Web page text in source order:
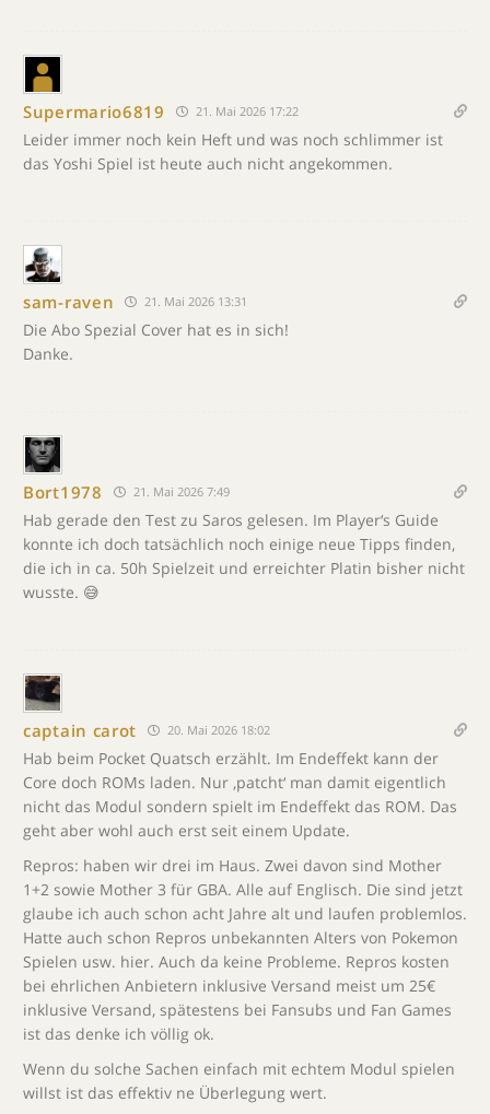
Supermario6819 21. Mai 2026 17:22
Leider immer noch kein Heft und was noch schlimmer ist
das Yoshi Spiel ist heute auch nicht angekommen.
sam-raven 21. Mai 2026 13:31
Die Abo Spezial Cover hat es in sich!
Danke.
Bort1978 21. Mai 2026 7:49
Hab gerade den Test zu Saros gelesen. Im Player‘s Guide
konnte ich doch tatsächlich noch einige neue Tipps finden,
die ich in ca. 50h Spielzeit und erreichter Platin bisher nicht
wusste. 😅
captain carot 20. Mai 2026 18:02
Hab beim Pocket Quatsch erzählt. Im Endeffekt kann der
Core doch ROMs laden. Nur ‚patcht‘ man damit eigentlich
nicht das Modul sondern spielt im Endeffekt das ROM. Das
geht aber wohl auch erst seit einem Update.
Repros: haben wir drei im Haus. Zwei davon sind Mother
1+2 sowie Mother 3 für GBA. Alle auf Englisch. Die sind jetzt
glaube ich auch schon acht Jahre alt und laufen problemlos.
Hatte auch schon Repros unbekannten Alters von Pokemon
Spielen usw. hier. Auch da keine Probleme. Repros kosten
bei ehrlichen Anbietern inklusive Versand meist um 25€
inklusive Versand, spätestens bei Fansubs und Fan Games
ist das denke ich völlig ok.
Wenn du solche Sachen einfach mit echtem Modul spielen
willst ist das effektiv ne Überlegung wert.